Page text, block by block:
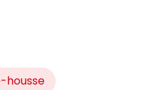
housse